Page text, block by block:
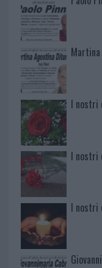
I nostri
I nostri
I nostri